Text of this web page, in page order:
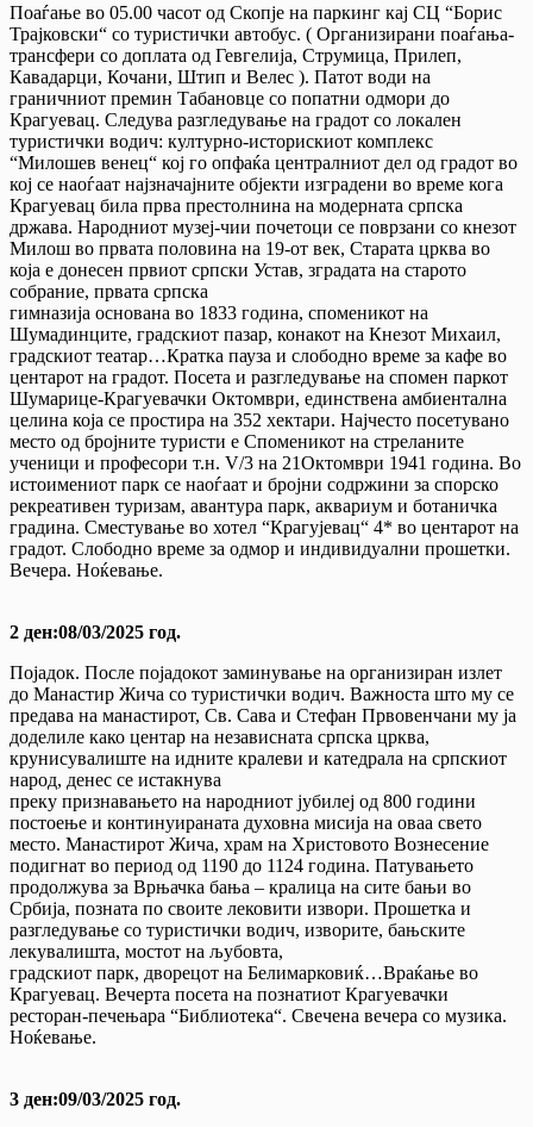
Поаѓање во 05.00 часот од Скопје на паркинг кај СЦ “Борис
Трајковски“ со туристички автобус. ( Организирани поаѓања-
трансфери со доплата од Гевгелија, Струмица, Прилеп,
Кавадарци, Кочани, Штип и Велес ). Патот води на
граничниот премин Табановце со попатни одмори до
Крагуевац. Следува разгледување на градот со локален
туристички водич: културно-историскиот комплекс
“Милошев венец“ кој го опфаќа централниот дел од градот во
кој се наоѓаат најзначајните објекти изградени во време кога
Крагуевац била прва престолнина на модерната српска
држава. Народниот музеј-чии почетоци се поврзани со кнезот
Милош во првата половина на 19-от век, Старата црква во
која е донесен првиот српски Устав, зградата на старото
собрание, првата српска
гимназија основана во 1833 година, споменикот на
Шумадинците, градскиот пазар, конакот на Кнезот Михаил,
градскиот театар…Кратка пауза и слободно време за кафе во
центарот на градот. Посета и разгледување на спомен паркот
Шумарице-Крагуевачки Октомври, единствена амбиентална
целина која се простира на 352 хектари. Најчесто посетувано
место од бројните туристи е Споменикот на стреланите
ученици и професори т.н. V/3 на 21Октомври 1941 година. Во
истоимениот парк се наоѓаат и бројни содржини за спорско
рекреативен туризам, авантура парк, аквариум и ботаничка
градина. Сместување во хотел “Крагујевац“ 4* во центарот на
градот. Слободно време за одмор и индивидуални прошетки.
Вечера. Ноќевање.
2 ден:08/03/2025 год.
Појадок. После појадокот заминување на организиран излет
до Манастир Жича со туристички водич. Важноста што му се
предава на манастирот, Св. Сава и Стефан Првовенчани му ја
доделиле како центар на независната српска црква,
крунисувалиште на идните кралеви и катедрала на српскиот
народ, денес се истакнува
преку признавањето на народниот јубилеј од 800 години
постоење и континуираната духовна мисија на оваа свето
место. Манастирот Жича, храм на Христовото Вознесение
подигнат во период од 1190 до 1124 година. Патувањето
продолжува за Врњачка бања – кралица на сите бањи во
Србија, позната по своите лековити извори. Прошетка и
разгледување со туристички водич, изворите, бањските
лекувалишта, мостот на љубовта,
градскиот парк, дворецот на Белимарковиќ…Враќање во
Крагуевац. Вечерта посета на познатиот Крагуевачки
ресторан-печењара “Библиотека“. Свечена вечера со музика.
Ноќевање.
3 ден:09/03/2025 год.